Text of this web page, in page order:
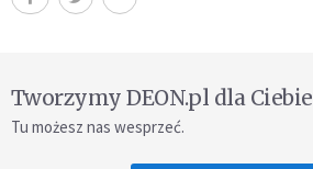
Tworzymy DEON.pl dla Ciebie
Tu możesz nas wesprzeć.